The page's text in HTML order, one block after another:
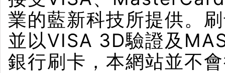
業的藍新科技所提供。
並以VISA 3D驗證及
銀行刷卡，本網站並不